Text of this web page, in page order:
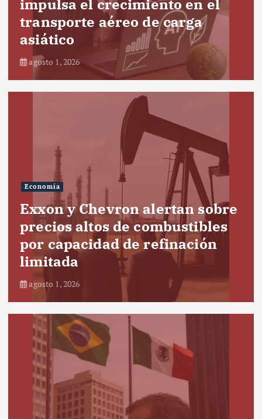
impulsa el crecimiento en el
transporte aéreo de carga
asiático
agosto 1, 2026
Economía
Exxon y Chevron alertan sobre
precios altos de combustibles
por capacidad de refinación
limitada
agosto 1, 2026